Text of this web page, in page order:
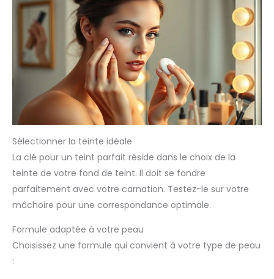
Sélectionner la teinte idéale
La clé pour un teint parfait réside dans le choix de la
teinte de votre fond de teint. Il doit se fondre
parfaitement avec votre carnation. Testez-le sur votre
mâchoire pour une correspondance optimale.
Formule adaptée à votre peau
Choisissez une formule qui convient à votre type de peau
: